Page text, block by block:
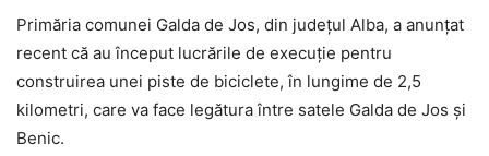
Primăria comunei Galda de Jos, din județul Alba, a anunțat
recent că au început lucrările de execuție pentru
construirea unei piste de biciclete, în lungime de 2,5
kilometri, care va face legătura între satele Galda de Jos și
Benic.